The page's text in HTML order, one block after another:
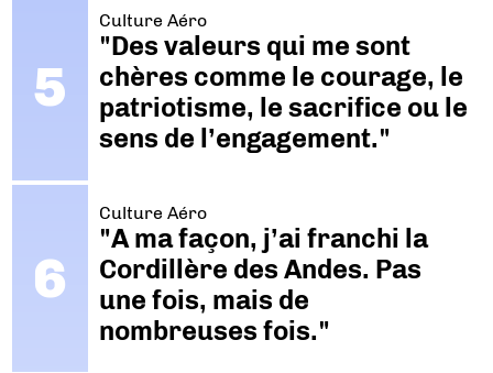
Culture Aéro
"Des valeurs qui me sont
chères comme le courage, le
patriotisme, le sacrifice ou le
sens de l’engagement."
Culture Aéro
"A ma façon, j’ai franchi la
Cordillère des Andes. Pas
une fois, mais de
nombreuses fois."